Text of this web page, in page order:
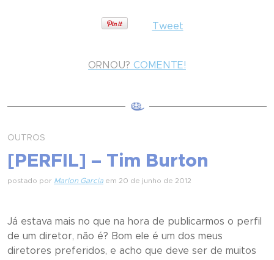
Tweet
ORNOU? COMENTE!
OUTROS
[PERFIL] – Tim Burton
postado por Marlon Garcia em 20 de junho de 2012
Já estava mais no que na hora de publicarmos o perfil
de um diretor, não é? Bom ele é um dos meus
diretores preferidos, e acho que deve ser de muitos